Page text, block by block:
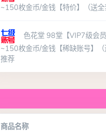
~150枚金币/金钱【特价】（送
色花堂 98堂【VIP7级会
~150枚金币/金钱【稀缺账号】
推荐
商品名称